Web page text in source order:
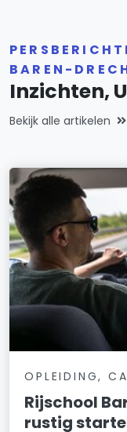
BAREN-
Inzichten,
Bekijk alle artikelen
OPLEIDING,
Rijschool
rustig